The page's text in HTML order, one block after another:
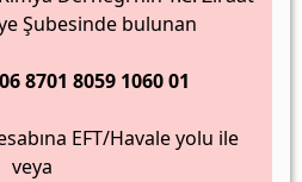
Şubesinde bulunan
8701 8059 1060 01
EFT/Havale yolu ile
veya